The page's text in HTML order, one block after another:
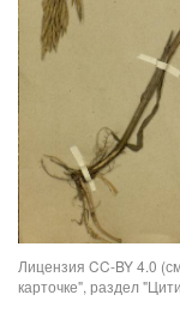
Лицензия CC-BY 4.0
карточке", раздел